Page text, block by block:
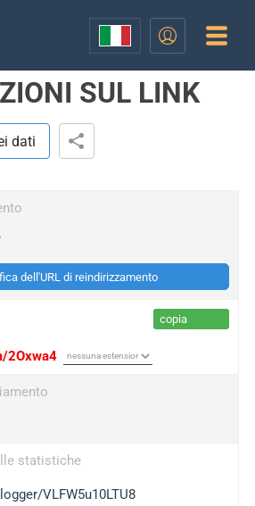
SUL LINK
dati
dell'URL di reindirizzamento
copia
2Oxwa4
statistiche
VLFW5u10LTU8